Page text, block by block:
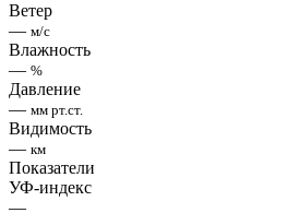
Ветер
— м/с
Влажность
— %
Давление
— мм рт.ст.
Видимость
— км
Показатели
УФ-индекс
—